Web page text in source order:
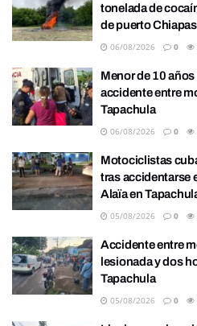
tonelada de
de puerto Chiapas
06/08/2026 0
Menor de 10
accidente entre
Tapachula
06/08/2026 0
Motociclistas
tras accidentarse
Alaïa en
05/08/2026 0
Accidente entre
lesionada y dos
Tapachula
05/08/2026 0